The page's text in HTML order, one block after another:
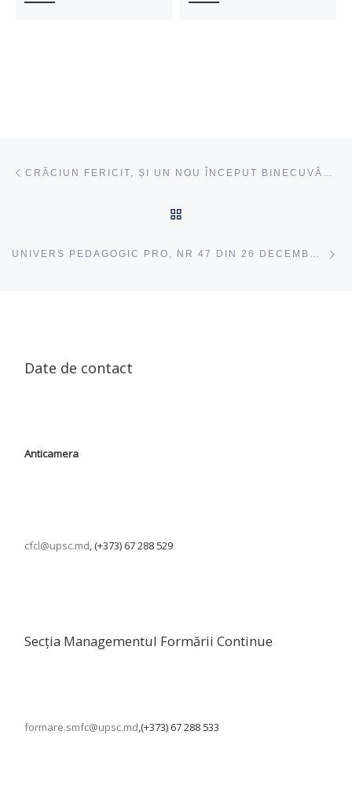
UNIVERS PEDAGOGIC PRO, NR 47 DIN 26 DECEMBRIE 2024
Date de contact
Anticamera
cfcl@upsc.md, (+373) 67 288 529
Secția Managementul Formării Continue
formare.smfc@upsc.md ,(+373) 67 288 533